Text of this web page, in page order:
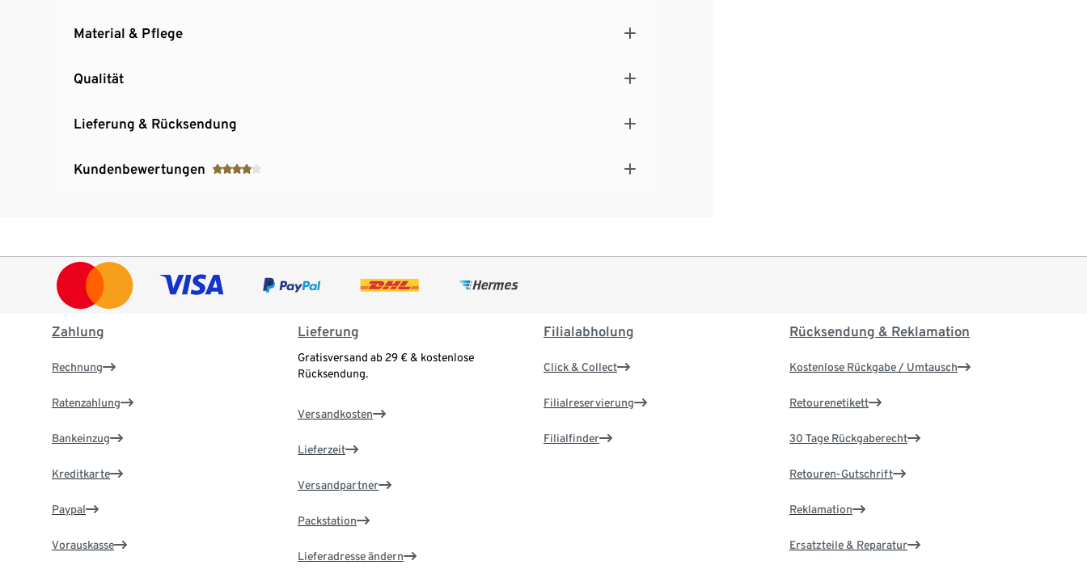
Material & Pflege
Qualität
Lieferung & Rücksendung
Kundenbewertungen
Zahlung
Rechnung
Ratenzahlung
Bankeinzug
Kreditkarte
Paypal
Vorauskasse
Lieferung
Gratisversand ab 29 € & kostenlose
Rücksendung.
Versandkosten
Lieferzeit
Versandpartner
Packstation
Lieferadresse ändern
Filialabholung
Click & Collect
Filialreservierung
Filialfinder
Rücksendung & Reklamation
Kostenlose Rückgabe / Umtausch
Retourenetikett
30 Tage Rückgaberecht
Retouren-Gutschrift
Reklamation
Ersatzteile & Reparatur